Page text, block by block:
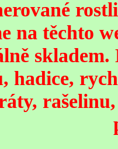
na těchto
hadice,